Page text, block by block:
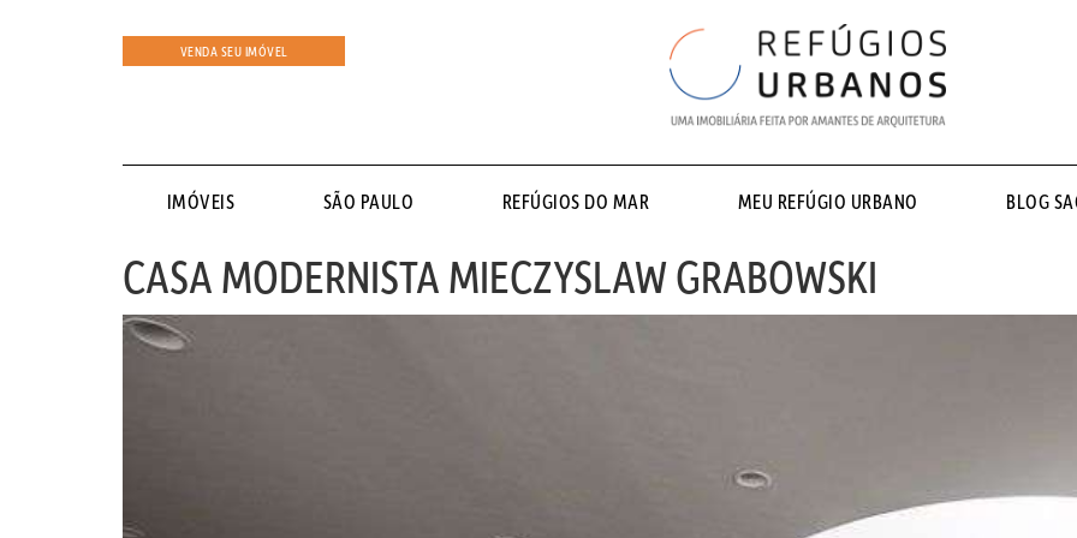
VENDA SEU IMÓVEL
IMÓVEIS SÃO PAULO REFÚGIOS DO MAR MEU REFÚGIO URBANO BLOG
CASA MODERNISTA MIECZYSLAW GRABOWSKI